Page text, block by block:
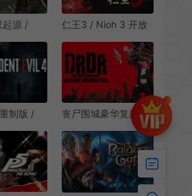
起源 /
ORIGINS
杀游戏
仁王3 / Nioh 3 开放
RPG游戏
制版 /
丧尸围城豪华复刻版/
丧尸杀戮动作游戏
Dead Rising Deluxe
Remaster 下载